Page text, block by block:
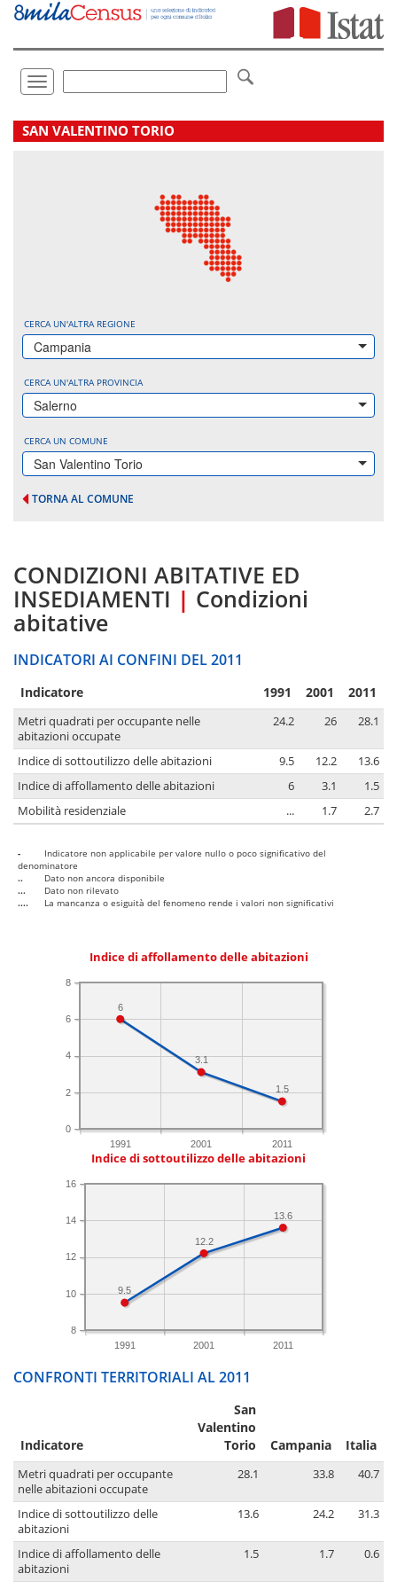
Vai
direttamente
Toggle
navigation
.
SAN VALENTINO TORIO
CERCA UN'ALTRA REGIONE
Campania
CERCA UN'ALTRA PROVINCIA
Salerno
CERCA UN COMUNE
San Valentino Torio
TORNA AL COMUNE
CONDIZIONI ABITATIVE ED
INSEDIAMENTI | Condizioni
abitative
INDICATORI AI CONFINI DEL 2011
Indicatore 1991 2001 2011
Metri quadrati per occupante nelle
abitazioni occupate
24.2 26 28.1
Indice di sottoutilizzo delle abitazioni 9.5 12.2
13.6
Indice di affollamento delle abitazioni
6 3.1
1.5
Mobilità residenziale
... 1.7 2.7
-
Indicatore non applicabile per valore nullo o poco significativo del
denominatore
..
Dato non ancora disponibile
...
Dato non rilevato
....
La mancanza o esiguità del fenomeno rende i valori non significativi
Indice di affollamento delle abitazioni
1991 2001 2011
0
2
4
6
8
1.5
3.1
6
Indice di sottoutilizzo delle abitazioni
1991 2001 2011
8
10
12
14
16
13.6
12.2
9.5
CONFRONTI TERRITORIALI AL 2011
Indicatore
San
Valentino
Torio
Campania Italia
Metri quadrati per occupante
nelle abitazioni occupate
28.1 33.8 40.7
Indice di sottoutilizzo delle
abitazioni
13.6 24.2 31.3
Indice di affollamento delle
abitazioni
1.5 1.7 0.6